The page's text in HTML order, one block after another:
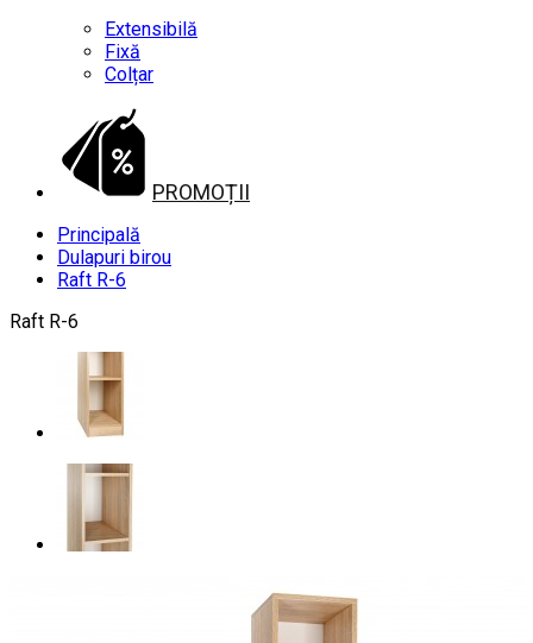
Extensibilă
Fixă
Colțar
PROMOȚII
Principală
Dulapuri birou
Raft R-6
Raft R-6